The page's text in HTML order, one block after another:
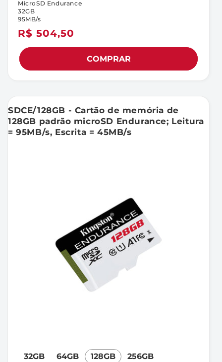
Preço
normal
R$ 504,50
MicroSD Endurance
32GB
95MB/s
COMPRAR
SDCE/128GB - Cartão de memória de
128GB padrão microSD Endurance; Leitura
= 95MB/s, Escrita = 45MB/s
32GB 64GB 128GB 256GB